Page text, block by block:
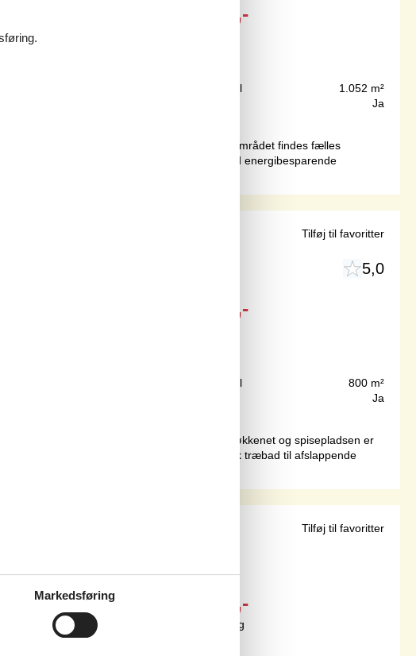
3.265,-
Grundareal
1.052 m²
Ja
samt ned-/optagningsplads af båd. I området findes fælles
1 husdyr. Ferieboligen er udstyret med energibesparende
5,0
2.585,-
Grundareal
800 m²
Ja
nyde udsigten over de grønne områder. Køkkenet og spisepladsen er
siddepladser, en beskyttet have og et finsk træbad til afslappende
Tilføj til favoritter
Fra 3.550,-
Inkl. rengøring og forsikring
Tilføj til favoritter
Markedsføring